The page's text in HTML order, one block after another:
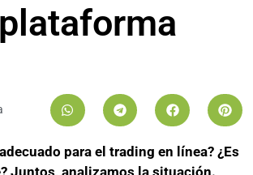
para el trading en línea? ¿Es
Juntos, analizamos la situación.